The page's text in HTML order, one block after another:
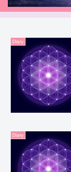
Diary
Diary